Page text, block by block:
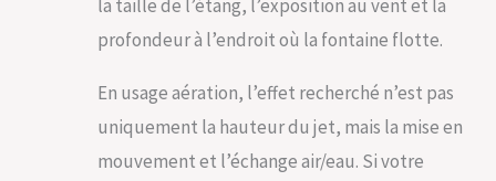
la taille de l’étang, l’exposition au vent et la
profondeur à l’endroit où la fontaine flotte.
En usage aération, l’effet recherché n’est pas
uniquement la hauteur du jet, mais la mise en
mouvement et l’échange air/eau. Si votre